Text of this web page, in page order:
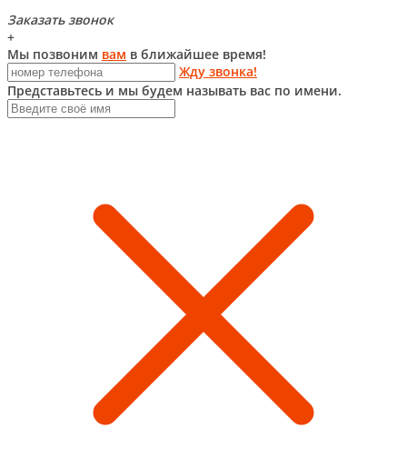
Заказать звонок
+
Мы позвоним вам в ближайшее время!
Жду звонка!
Представьтесь и мы будем называть вас по имени.